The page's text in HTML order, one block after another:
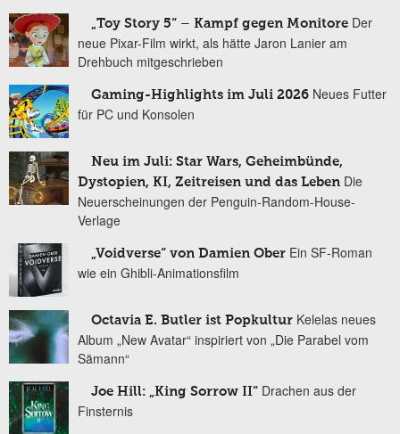
„Toy Story 5“ – Kampf gegen Monitore Der
neue Pixar-Film wirkt, als hätte Jaron Lanier am
Drehbuch mitgeschrieben
Gaming-Highlights im Juli 2026 Neues Futter
für PC und Konsolen
Neu im Juli: Star Wars, Geheimbünde,
Dystopien, KI, Zeitreisen und das Leben Die
Neuerscheinungen der Penguin-Random-House-
Verlage
„Voidverse“ von Damien Ober Ein SF-Roman
wie ein Ghibli-Animationsfilm
Octavia E. Butler ist Popkultur Kelelas neues
Album „New Avatar“ inspiriert von „Die Parabel vom
Sämann“
Joe Hill: „King Sorrow II“ Drachen aus der
Finsternis